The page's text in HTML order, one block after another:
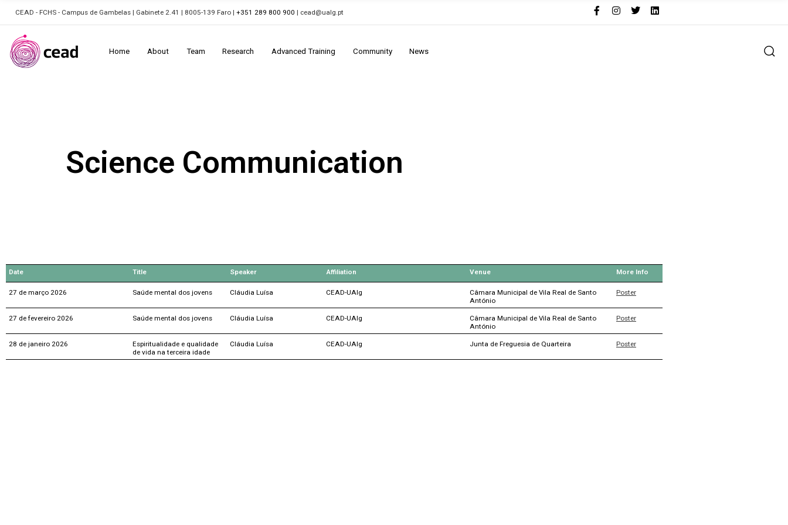
CEAD - FCHS - Campus de Gambelas | Gabinete 2.41 | 8005-139 Faro | +351 289 800 900 | cead@ualg.pt
Home About Team Research Advanced Training Community News
Science Communication
Date Title Speaker Affiliation Venue More Info
27 de março 2026 Saúde mental dos jovens Cláudia Luísa CEAD-UAlg
Câmara Municipal de Vila Real de Santo
António
Poster
27 de fevereiro 2026 Saúde mental dos jovens Cláudia Luísa CEAD-UAlg
Câmara Municipal de Vila Real de Santo
António
Poster
28 de janeiro 2026
Espiritualidade e qualidade
de vida na terceira idade
Cláudia Luísa CEAD-UAlg Junta de Freguesia de Quarteira Poster